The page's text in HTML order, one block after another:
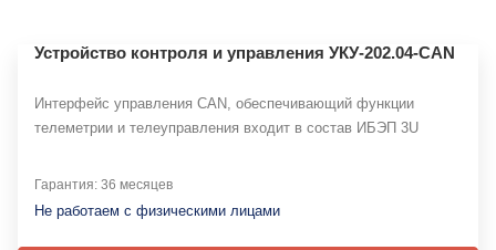
Устройство контроля и управления УКУ-202.04-CAN
Интерфейс управления CAN, обеспечивающий функции
телеметрии и телеуправления входит в состав ИБЭП 3U
Гарантия: 36 месяцев
Не работаем с физическими лицами